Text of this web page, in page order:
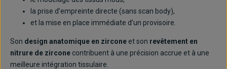
la prise d’empreinte directe (sans scan body),
et la mise en place immédiate d’un provisoire.
Son design anatomique en zircone et son revêtement en
nitrure de zircone contribuent à une précision accrue et à une
meilleure intégration tissulaire.